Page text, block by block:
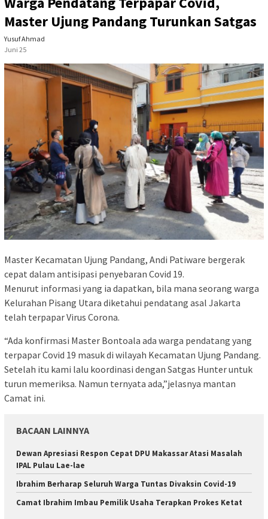
Master Ujung Pandang Turunkan Satgas
Yusuf Ahmad
Juni 25
Master Kecamatan Ujung Pandang, Andi Patiware bergerak
cepat dalam antisipasi penyebaran Covid 19.
Menurut informasi yang ia dapatkan, bila mana seorang warga
Kelurahan Pisang Utara diketahui pendatang asal Jakarta
telah terpapar Virus Corona.
“Ada konfirmasi Master Bontoala ada warga pendatang yang
terpapar Covid 19 masuk di wilayah Kecamatan Ujung Pandang.
Setelah itu kami lalu koordinasi dengan Satgas Hunter untuk
turun memeriksa. Namun ternyata ada,”jelasnya mantan
Camat ini.
BACAAN LAINNYA
Dewan Apresiasi Respon Cepat DPU Makassar Atasi Masalah
IPAL Pulau Lae-lae
Ibrahim Berharap Seluruh Warga Tuntas Divaksin Covid-19
Camat Ibrahim Imbau Pemilik Usaha Terapkan Prokes Ketat